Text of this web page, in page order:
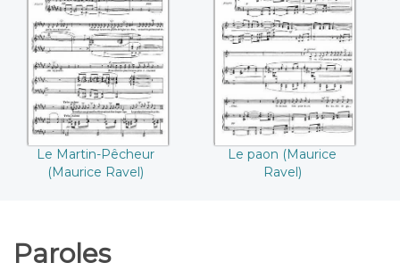
Le Martin-Pêcheur
((Maurice Ravel))
Le Martin-Pêcheur
(Maurice Ravel)
Le paon ((Maurice
Ravel))
Le paon (Maurice
Ravel)
Paroles